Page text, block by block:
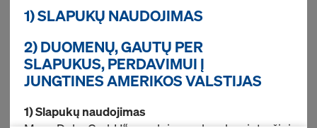
kaiščiai ir
sandėliavimo
konusai
1) SLAPUKŲ NAUDOJIMAS
2) DUOMENŲ, GAUTŲ PER
SLAPUKUS, PERDAVIMUI Į
JUNGTINES AMERIKOS VALSTIJAS
1) Slapukų naudojimas